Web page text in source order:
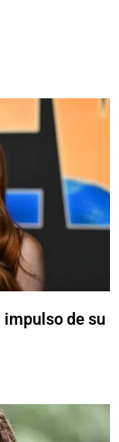
impulso de su